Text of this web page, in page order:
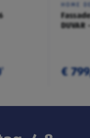
¹
HOME
DUVAR
€